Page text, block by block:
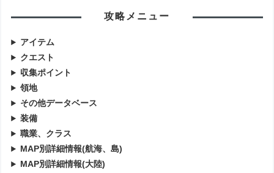
攻略メニュー
アイテム
クエスト
収集ポイント
領地
その他データベース
装備
職業、クラス
MAP別詳細情報(航海、島)
MAP別詳細情報(大陸)